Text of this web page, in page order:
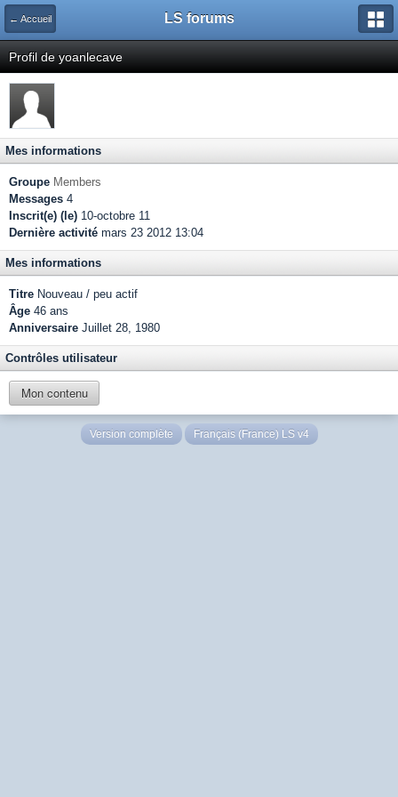
← Accueil LS forums
Profil de yoanlecave
Mes informations
Groupe Members
Messages 4
Inscrit(e) (le) 10-octobre 11
Dernière activité mars 23 2012 13:04
Mes informations
Titre Nouveau / peu actif
Âge 46 ans
Anniversaire Juillet 28, 1980
Contrôles utilisateur
Mon contenu
Version complète Français (France) LS v4